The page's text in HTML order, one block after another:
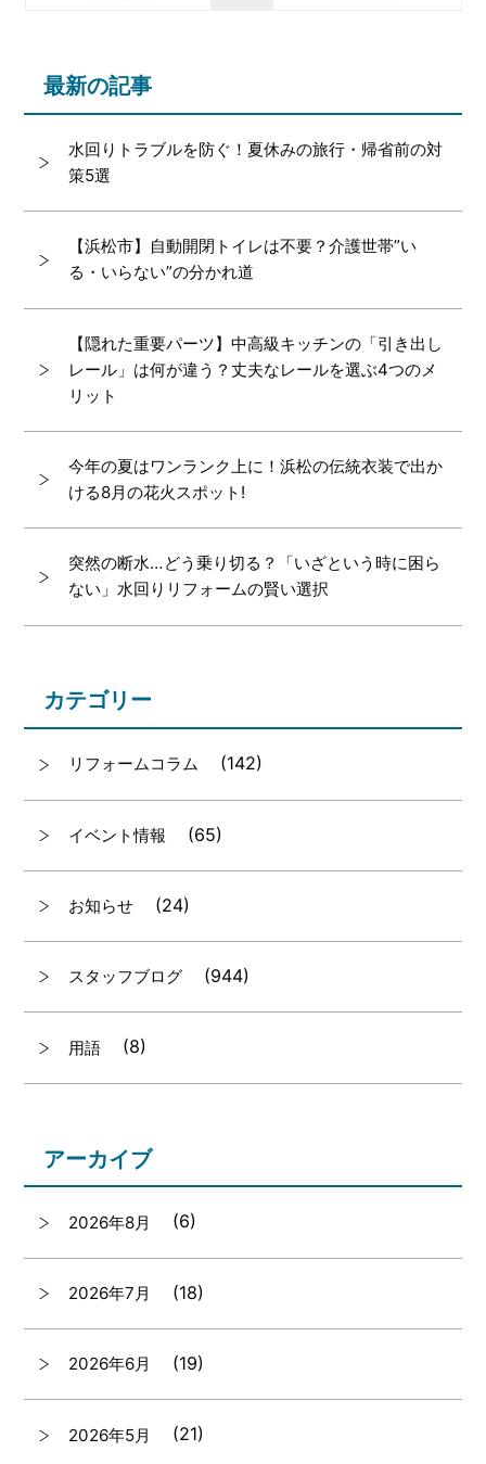
最新の記事
水回りトラブルを防ぐ！夏休みの旅行・帰省前の対
策5選
【浜松市】自動開閉トイレは不要？介護世帯”い
る・いらない”の分かれ道
【隠れた重要パーツ】中高級キッチンの「引き出し
レール」は何が違う？丈夫なレールを選ぶ4つのメ
リット
今年の夏はワンランク上に！浜松の伝統衣装で出か
ける8月の花火スポット!
突然の断水…どう乗り切る？「いざという時に困ら
ない」水回りリフォームの賢い選択
カテゴリー
リフォームコラム (142)
イベント情報 (65)
お知らせ (24)
スタッフブログ (944)
用語 (8)
アーカイブ
2026年8月 (6)
2026年7月 (18)
2026年6月 (19)
2026年5月 (21)